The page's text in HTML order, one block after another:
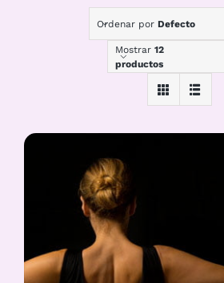
Ordenar por Defecto
Mostrar 12
productos